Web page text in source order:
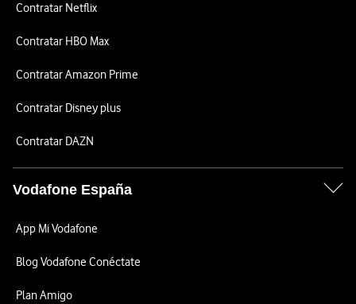
Contratar Netflix
Contratar HBO Max
Contratar Amazon Prime
Contratar Disney plus
Contratar DAZN
Vodafone España
App Mi Vodafone
Blog Vodafone Conéctate
Plan Amigo